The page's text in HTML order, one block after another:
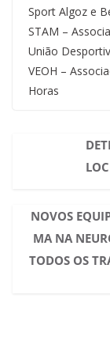
Sport Algoz e
STAM –
União
VEOH –
Horas
NOVOS
MA NA
TODOS OS